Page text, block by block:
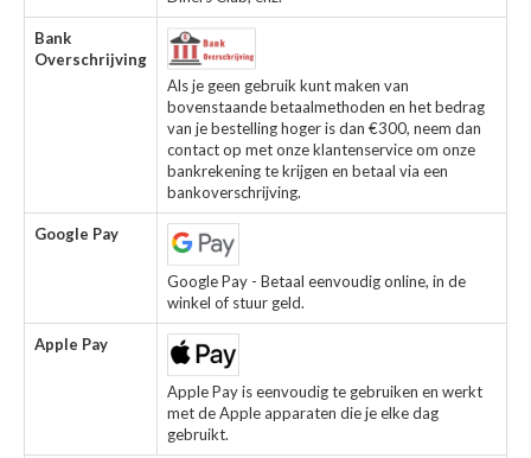
Bank
Overschrijving
Als je geen gebruik kunt maken van
bovenstaande betaalmethoden en het bedrag
van je bestelling hoger is dan €300, neem dan
contact op met onze klantenservice om onze
bankrekening te krijgen en betaal via een
bankoverschrijving.
Google Pay
Google Pay - Betaal eenvoudig online, in de
winkel of stuur geld.
Apple Pay
Apple Pay is eenvoudig te gebruiken en werkt
met de Apple apparaten die je elke dag
gebruikt.